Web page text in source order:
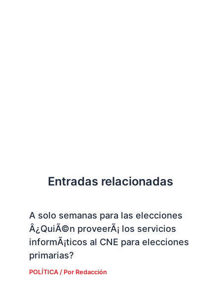
Entradas relacionadas
A solo semanas para las elecciones
Â¿QuiÃ©n proveerÃ¡ los servicios
informÃ¡ticos al CNE para elecciones
primarias?
POLÍTICA/ Por Redacción